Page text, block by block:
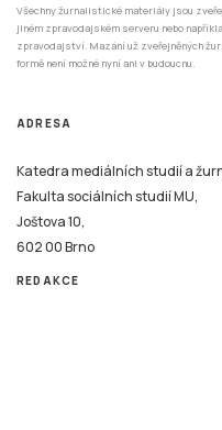
Všechny žurnalistické materiály jsou
jiném zpravodajském serveru nebo
zpravodajství. Mazání už zveřejněných
formě není možné nyní ani v budoucnu.
ADRESA
Katedra mediálních studií a
Fakulta sociálních studií MU,
Joštova 10,
602 00 Brno
REDAKCE